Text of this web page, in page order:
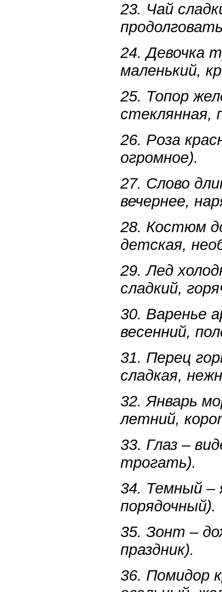
23. Чай
24. Девочка
маленький,
25. Топор
стеклянная,
26. Роза
огромное).
27. Слово
вечернее,
28. Костюм
детская,
29. Лед
сладкий,
30. Варенье
весенний,
31. Перец
сладкая,
32. Январь
летний,
33. Глаз –
трогать).
34. Темный –
порядочный).
35. Зонт –
праздник).
36. Помидор